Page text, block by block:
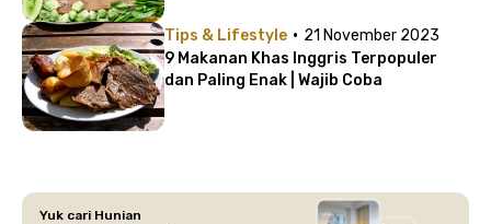
Tips & Lifestyle · 21 November 2023
9 Makanan Khas Inggris Terpopuler
dan Paling Enak | Wajib Coba
Yuk cari Hunian